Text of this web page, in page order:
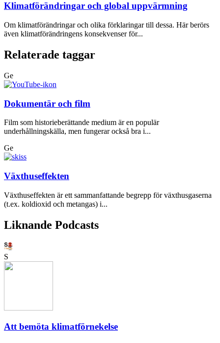
Klimatförändringar och global uppvärmning
Om klimatförändringar och olika förklaringar till dessa. Här berörs
även klimatförändringens konsekvenser för...
Relaterade taggar
Ge
Dokumentär och film
Film som historieberättande medium är en populär
underhållningskälla, men fungerar också bra i...
Ge
Växthuseffekten
Växthuseffekten är ett sammanfattande begrepp för växthusgaserna
(t.ex. koldioxid och metangas) i...
Liknande Podcasts
S
Att bemöta klimatförnekelse